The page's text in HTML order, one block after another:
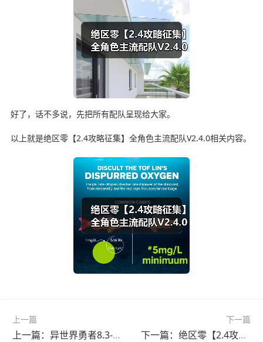
好了，话不多说，先把所有配队呈现给大家。
以上就是绝区零【2.4攻略征集】全角色主流配队V2.4.0相关内容。
上一篇
上一篇：异世界勇者8.3-珠宝图鉴
下一篇
下一篇：绝区零【2.4攻略征集】全角色丨一图流攻略